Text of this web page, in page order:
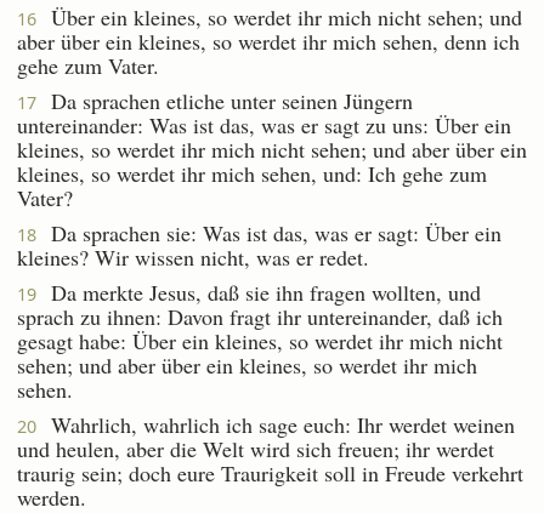
16
Über ein kleines, so werdet ihr mich nicht sehen; und
aber über ein kleines, so werdet ihr mich sehen, denn ich
gehe zum Vater.
17
Da sprachen etliche unter seinen Jüngern
untereinander: Was ist das, was er sagt zu uns: Über ein
kleines, so werdet ihr mich nicht sehen; und aber über ein
kleines, so werdet ihr mich sehen, und: Ich gehe zum
Vater?
18
Da sprachen sie: Was ist das, was er sagt: Über ein
kleines? Wir wissen nicht, was er redet.
19
Da merkte Jesus, daß sie ihn fragen wollten, und
sprach zu ihnen: Davon fragt ihr untereinander, daß ich
gesagt habe: Über ein kleines, so werdet ihr mich nicht
sehen; und aber über ein kleines, so werdet ihr mich
sehen.
20
Wahrlich, wahrlich ich sage euch: Ihr werdet weinen
und heulen, aber die Welt wird sich freuen; ihr werdet
traurig sein; doch eure Traurigkeit soll in Freude verkehrt
werden.